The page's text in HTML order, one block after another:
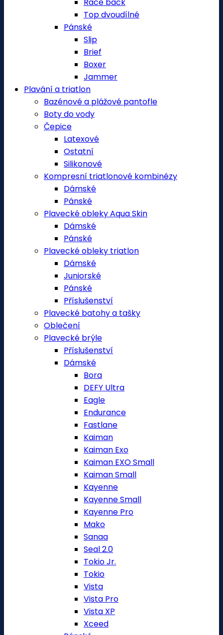
Top dvoudílné
Pánské
Slip
Brief
Boxer
Jammer
Plavání a triatlon
Bazénové a plážové pantofle
Boty do vody
Čepice
Latexové
Ostatní
Silikonové
Kompresní triatlonové kombinézy
Dámské
Pánské
Plavecké obleky Aqua Skin
Dámské
Pánské
Plavecké obleky triatlon
Dámské
Juniorské
Pánské
Příslušenství
Plavecké batohy a tašky
Oblečení
Plavecké brýle
Příslušenství
Dámské
Bora
DEFY Ultra
Eagle
Endurance
Fastlane
Kaiman
Kaiman Exo
Kaiman EXO Small
Kaiman Small
Kayenne
Kayenne Small
Kayenne Pro
Mako
Sanaa
Seal 2.0
Tokio Jr.
Tokio
Vista
Vista Pro
Vista XP
Xceed